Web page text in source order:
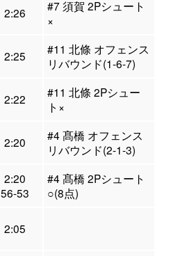
2:26
#7 須賀 2Pシュート
×
2:25
#11 北條 オフェンス
リバウンド(1-6-7)
2:22
#11 北條 2Pシュー
ト×
2:20
#4 髙橋 オフェンス
リバウンド(2-1-3)
2:20
56-53
#4 髙橋 2Pシュート
○(8点)
2:05